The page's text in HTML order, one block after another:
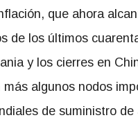
que ahora
de los últimos
y los cierres en
algunos nodos
de suministro